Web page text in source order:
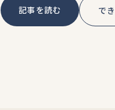
記事を読む で